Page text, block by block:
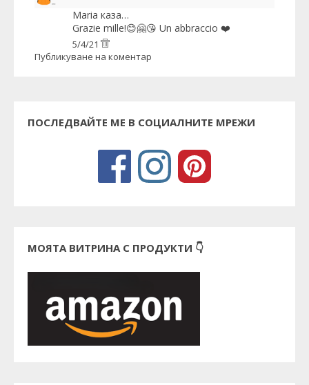
Maria каза…
Grazie mille!😊🤗😘 Un abbraccio ❤️
5/4/21
Публикуване на коментар
ПОСЛЕДВАЙТЕ МЕ В СОЦИАЛНИТЕ МРЕЖИ
МОЯТА ВИТРИНА С ПРОДУКТИ 👇